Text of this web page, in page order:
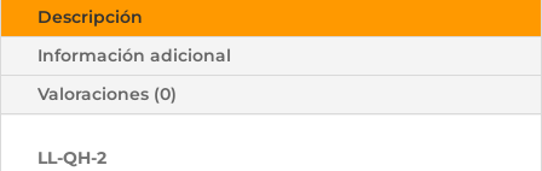
Descripción
Información adicional
Valoraciones (0)
LL-QH-2